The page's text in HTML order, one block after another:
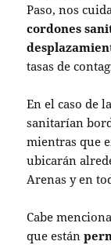
Paso, nos
cordones
tasas de
En el caso de
sanitarían
mientras que
ubicarán
Arenas y en
Cabe
que están